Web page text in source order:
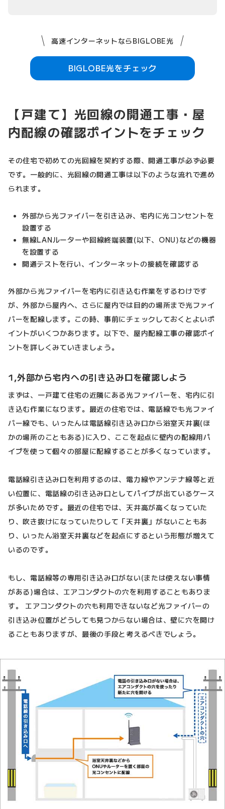
高速インターネットならBIGLOBE光
BIGLOBE光をチェック
【戸建て】光回線の開通工事・屋
内配線の確認ポイントをチェック
その住宅で初めての光回線を契約する際、開通工事が必ず必要
です。一般的に、光回線の開通工事は以下のような流れで進め
られます。
外部から光ファイバーを引き込み、宅内に光コンセントを
設置する
無線LANルーターや回線終端装置(以下、ONU)などの機器
を設置する
開通テストを行い、インターネットの接続を確認する
外部から光ファイバーを宅内に引き込む作業をするわけです
が、外部から屋内へ、さらに屋内では目的の場所まで光ファイ
バーを配線します。この時、事前にチェックしておくとよいポ
イントがいくつかあります。以下で、屋内配線工事の確認ポイ
ントを詳しくみていきましょう。
1,外部から宅内への引き込み口を確認しよう
まずは、一戸建て住宅の近隣にある光ファイバーを、宅内に引
き込む作業になります。最近の住宅では、電話線でも光ファイ
バー線でも、いったんは電話線引き込み口から浴室天井裏(ほ
かの場所のこともある)に入り、ここを起点に壁内の配線用パ
イプを使って個々の部屋に配線することが多くなっています。
電話線引き込み口を利用するのは、電力線やアンテナ線等と近
い位置に、電話線の引き込み口としてパイプが出ているケース
が多いためです。最近の住宅では、天井高が高くなっていた
り、吹き抜けになっていたりして「天井裏」がないこともあ
り、いったん浴室天井裏などを起点にするという形態が増えて
いるのです。
もし、電話線等の専用引き込み口がない(または使えない事情
がある)場合は、エアコンダクトの穴を利用することもありま
す。 エアコンダクトの穴も利用できないなど光ファイバーの
引き込み位置がどうしても見つからない場合は、壁に穴を開け
ることもありますが、最後の手段と考えるべきでしょう。